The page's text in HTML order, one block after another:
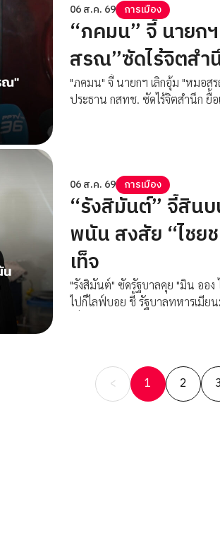
06 ส.ค. 69 การเมือง
“ภคมน” จี้ นายก
สรณ”ซัดไร้จิตสำ
"ภคมน" จี้ นายกฯ เลิกอุ้ม "หมอส
ประธาน กสทช. ซัดไร้จิตสำนึก ยื้
06 ส.ค. 69 การเมือง
“รังสิมันต์” จี้สิน
พนัน สงสัย “ไชย
เท็จ
"รังสิมันต์" ซัดรัฐบาลคุย "มิน ออ
ไปก็ไลฟ์บอย ชี้ รัฐบาลทหารเมียน
Posts
pagination
< 1 2 3